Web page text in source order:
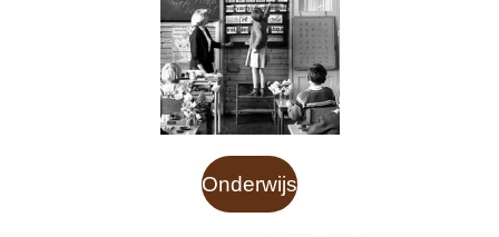
Onderwijs